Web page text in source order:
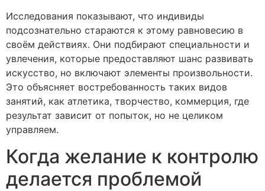
Исследования показывают, что индивиды
подсознательно стараются к этому равновесию в
своём действиях. Они подбирают специальности и
увлечения, которые предоставляют шанс развивать
искусство, но включают элементы произвольности.
Это объясняет востребованность таких видов
занятий, как атлетика, творчество, коммерция, где
результат зависит от попыток, но не целиком
управляем.
Когда желание к контролю
делается проблемой